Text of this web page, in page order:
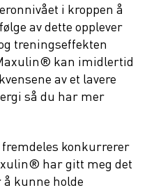
i kroppen å
av dette opplever
treningseffekten
kan imidlertid
av et lavere
så du har mer
fremdeles konkurrerer
har gitt meg det
kunne holde